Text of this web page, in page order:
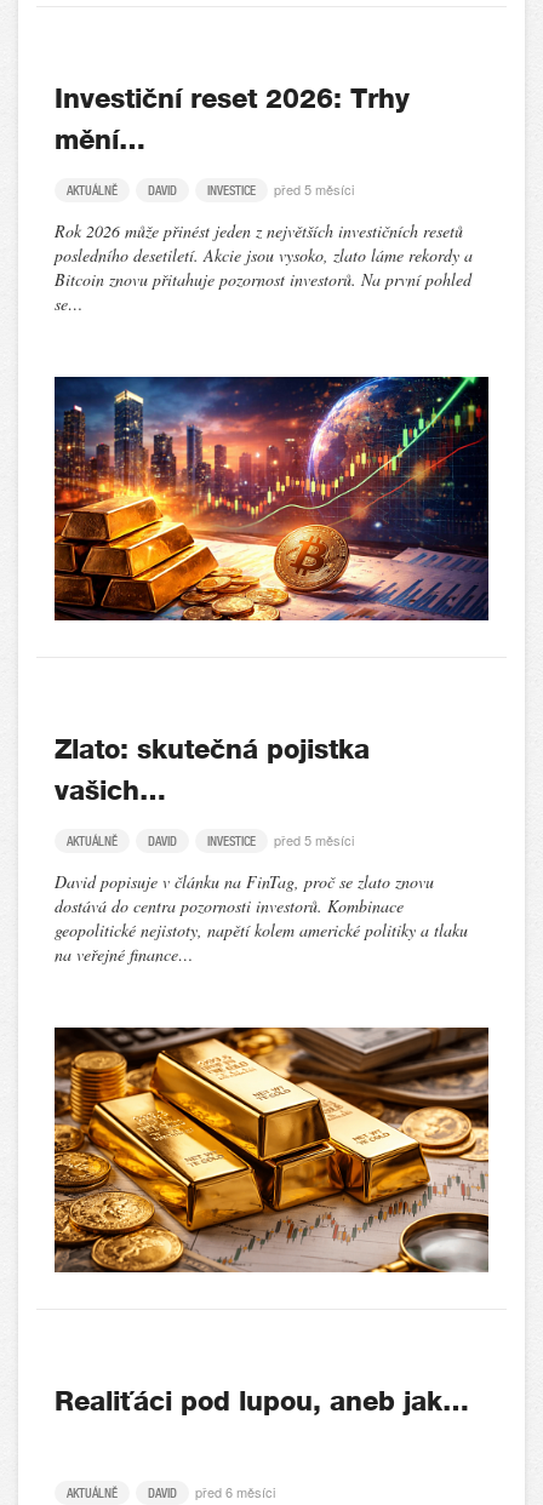
Investiční reset 2026: Trhy
mění…
AKTUÁLNĚ DAVID INVESTICE před 5 měsíci
Rok 2026 může přinést jeden z největších investičních resetů
posledního desetiletí. Akcie jsou vysoko, zlato láme rekordy a
Bitcoin znovu přitahuje pozornost investorů. Na první pohled
se…
Zlato: skutečná pojistka
vašich…
AKTUÁLNĚ DAVID INVESTICE před 5 měsíci
David popisuje v článku na FinTag, proč se zlato znovu
dostává do centra pozornosti investorů. Kombinace
geopolitické nejistoty, napětí kolem americké politiky a tlaku
na veřejné finance…
Realiťáci pod lupou, aneb jak…
AKTUÁLNĚ DAVID před 6 měsíci